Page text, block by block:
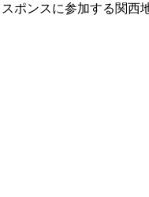
ポンスに参加する関